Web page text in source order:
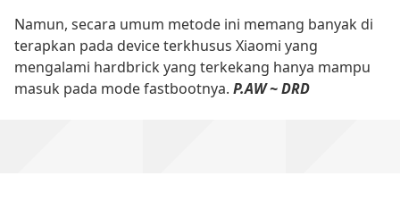
Namun, secara umum metode ini memang banyak di
terapkan pada device terkhusus Xiaomi yang
mengalami hardbrick yang terkekang hanya mampu
masuk pada mode fastbootnya. P.AW ~ DRD